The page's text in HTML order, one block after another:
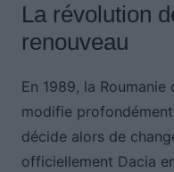
La révolution
renouveau
En 1989, la
modifie
décide alors de
officiellement Dacia